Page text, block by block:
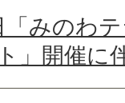
「みのわ
」開催に